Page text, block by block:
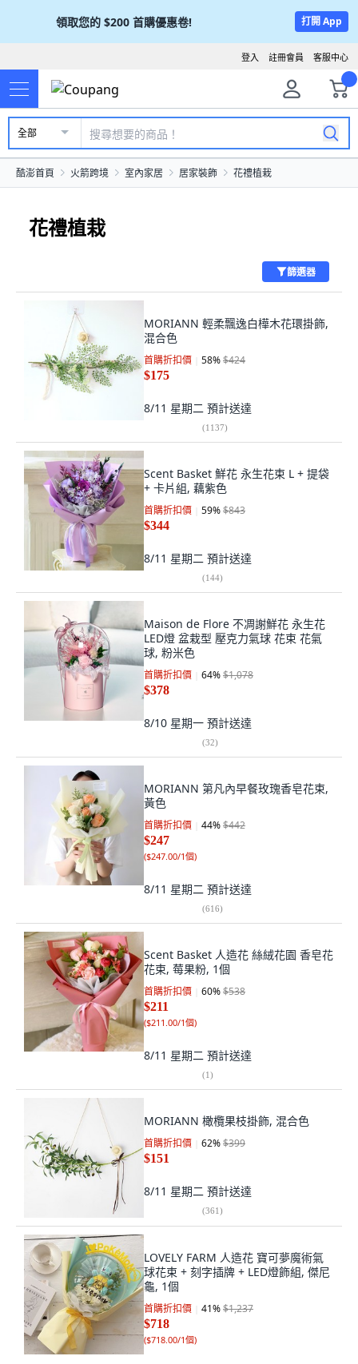
領取您的 $200 首購優惠卷! 打開 App
客服中心
註冊會員
登入
全部
酷澎首頁 火箭跨境 室內家居 居家裝飾 花禮植栽
花禮植栽
篩選器
MORIANN 輕柔飄逸白樺木花環掛飾,
混合色
首購折扣價 58%$424
$175
8/11 星期二 預計送達
(1137)
Scent Basket 鮮花 永生花束 L + 提袋
+ 卡片組, 藕紫色
首購折扣價 59%$843
$344
8/11 星期二 預計送達
(144)
Maison de Flore 不凋謝鮮花 永生花
LED燈 盆栽型 壓克力氣球 花束 花氣
球, 粉米色
首購折扣價 64%$1,078
$378
8/10 星期一 預計送達
(32)
MORIANN 第凡內早餐玫瑰香皂花束,
黃色
首購折扣價 44%$442
$247
($247.00/1個)
8/11 星期二 預計送達
(616)
Scent Basket 人造花 絲絨花園 香皂花
花束, 莓果粉, 1個
首購折扣價 60%$538
$211
($211.00/1個)
8/11 星期二 預計送達
(1)
MORIANN 橄欖果枝掛飾, 混合色
首購折扣價 62%$399
$151
8/11 星期二 預計送達
(361)
LOVELY FARM 人造花 寶可夢魔術氣
球花束 + 刻字插牌 + LED燈飾組, 傑尼
龜, 1個
首購折扣價 41%$1,237
$718
($718.00/1個)